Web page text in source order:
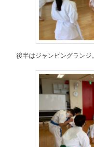
後半はジャンピングランジ。